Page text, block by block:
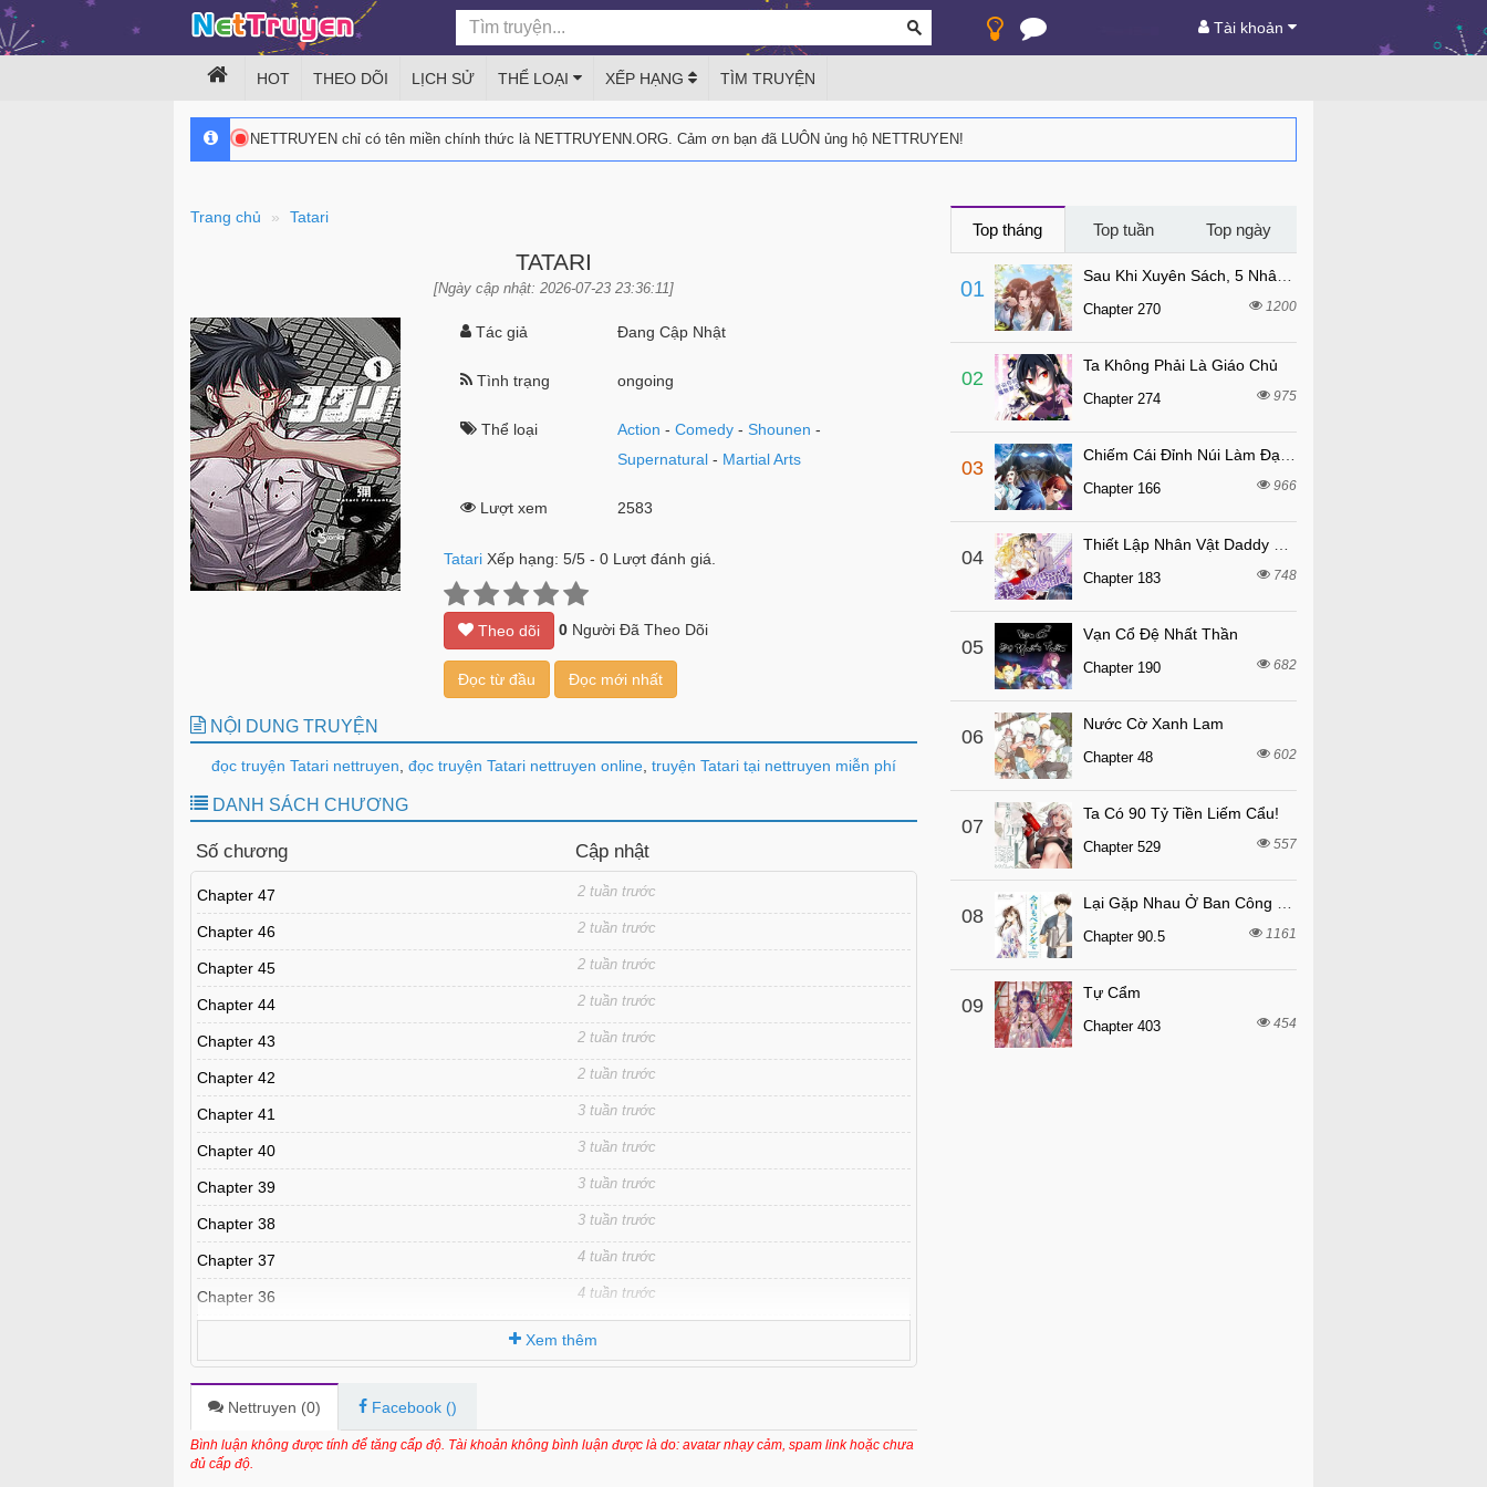
Tài khoản
HOT THEO DÕI LỊCH SỬ THỂ LOẠI XẾP HẠNG TÌM TRUYỆN
NETTRUYEN chỉ có tên miền chính thức là NETTRUYENN.ORG. Cảm ơn bạn đã LUÔN ủng hộ NETTRUYEN!
Trang chủ Tatari
TATARI
[Ngày cập nhật: 2026-07-23 23:36:11]
Tác giả Đang Cập Nhật
Tình trạng ongoing
Thể loại Action -Comedy -Shounen -
Supernatural - Martial Arts
Lượt xem 2583
Tatari Xếp hạng: 5/5- 0Lượt đánh giá.
Theo dõi 0Người Đã Theo Dõi
Đọc từ đầu Đọc mới nhất
NỘI DUNG TRUYỆN
đọc truyện Tatari nettruyen đọc truyện Tatari nettruyen online, truyện Tatari tại nettruyen miễn phí
DANH SÁCH CHƯƠNG
Số chương Cập nhật
Chapter 47 2 tuần trước
Chapter 46 2 tuần trước
Chapter 45 2 tuần trước
Chapter 44 2 tuần trước
Chapter 43 2 tuần trước
Chapter 42 2 tuần trước
Chapter 41 3 tuần trước
Chapter 40 3 tuần trước
Chapter 39 3 tuần trước
Chapter 38 3 tuần trước
Chapter 37 4 tuần trước
Chapter 36 4 tuần trước
Chapter 34 4 tuần trước
Chapter 33
Chapter 32 1 tháng trước
Xem thêm
Nettruyen (0) Facebook ()
Bình luận không được tính để tăng cấp độ. Tài khoản không bình luận được là do: avatar nhạy cảm, spam link hoặc chưa
đủ cấp độ.
Top tháng Top tuần Top ngày
01
Chapter 270 1200
02
Ta Không Phải Là Giáo Chủ
Chapter 274 975
03
Chapter 166 966
04
Chapter 183 748
05
Vạn Cổ Đệ Nhất Thần
Chapter 190 682
06
Nước Cờ Xanh Lam
Chapter 48 602
07
Ta Có 90 Tỷ Tiền Liếm Cẩu!
Chapter 529 557
08
Chapter 90.5 1161
09
Tự Cẩm
Chapter 403 454